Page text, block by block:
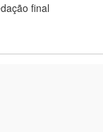
final